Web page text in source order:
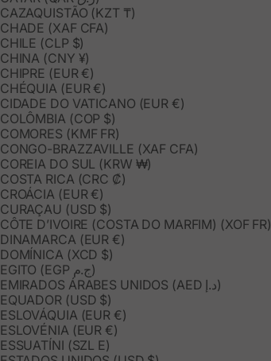
CAZAQUISTÃO (KZT ₸)
CHADE (XAF CFA)
CHILE (CLP $)
CHINA (CNY ¥)
CHIPRE (EUR €)
CHÉQUIA (EUR €)
CIDADE DO VATICANO (EUR €)
COLÔMBIA (COP $)
COMORES (KMF FR)
CONGO-BRAZZAVILLE (XAF CFA)
COREIA DO SUL (KRW ₩)
COSTA RICA (CRC ₡)
CROÁCIA (EUR €)
CURAÇAU (USD $)
CÔTE D’IVOIRE (COSTA DO MARFIM) (XOF FR)
DINAMARCA (EUR €)
DOMÍNICA (XCD $)
EGITO (EGP ج.م)
EMIRADOS ÁRABES UNIDOS (AED د.إ)
EQUADOR (USD $)
ESLOVÁQUIA (EUR €)
ESLOVÉNIA (EUR €)
ESSUATÍNI (SZL E)